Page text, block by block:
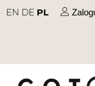
EN DE PL